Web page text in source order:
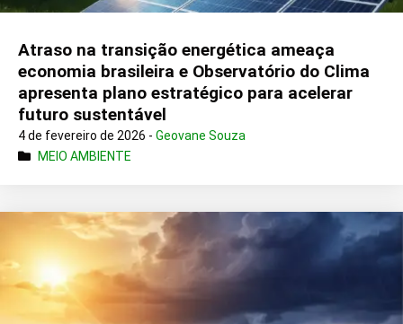
Atraso na transição energética ameaça
economia brasileira e Observatório do Clima
apresenta plano estratégico para acelerar
futuro sustentável
4 de fevereiro de 2026 - Geovane Souza
MEIO AMBIENTE